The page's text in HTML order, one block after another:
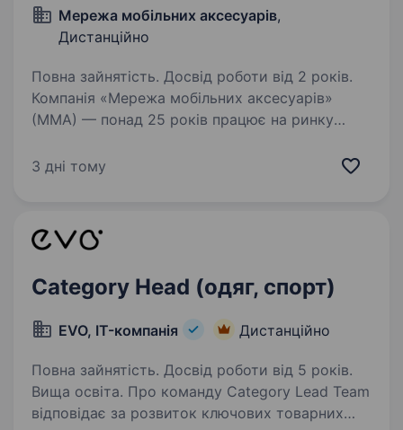
Мережа мобільних аксесуарів,
Дистанційно
Повна зайнятість. Досвід роботи від 2 років.
Компанія «Мережа мобільних аксесуарів»
(ММА) — понад 25 років працює на ринку
позиції в галузі, що підтверджує надійність і
3 дні тому
Category Head (одяг, спорт)
EVO, IT-компанія Дистанційно
Повна зайнятість. Досвід роботи від 5 років.
Вища освіта. Про команду Category Lead Team
відповідає за розвиток ключових товарних